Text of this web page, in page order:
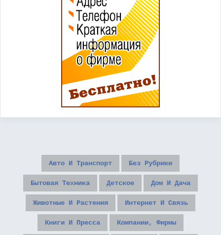
Авто И Транспорт Без Рубрики
Бытовая Техника Детское Дом И Дача
Животные И Растения Интернет И Связь
Книги И Пресса Компании, Фирмы